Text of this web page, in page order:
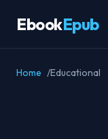
EbookEpub
Home Educational